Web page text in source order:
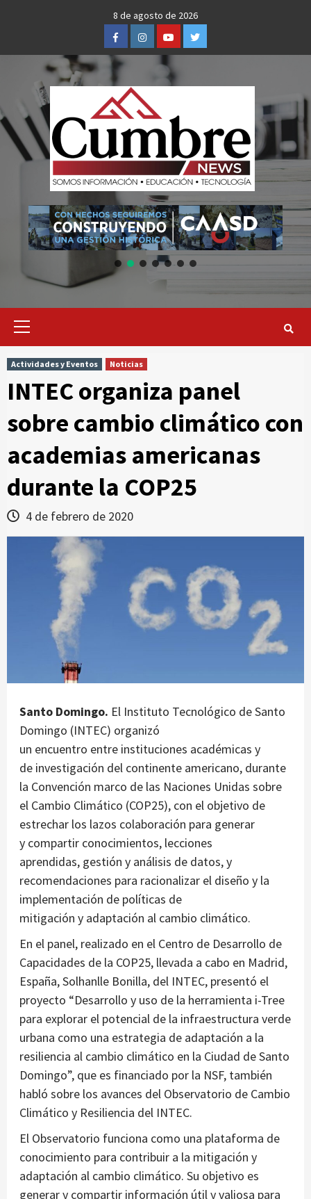
8 de agosto de 2026
FacebookInstagramYoutubeTwitter
Primary
Actividades y Eventos Noticias
INTEC organiza panel
sobre cambio climático con
academias americanas
durante la COP25
4 de febrero de 2020
Santo Domingo. El Instituto Tecnológico de Santo
Domingo (INTEC) organizó
un encuentro entre instituciones académicas y
de investigación del continente americano, durante
la Convención marco de las Naciones Unidas sobre
el Cambio Climático (COP25), con el objetivo de
estrechar los lazos colaboración para generar
y compartir conocimientos, lecciones
aprendidas, gestión y análisis de datos, y
recomendaciones para racionalizar el diseño y la
implementación de políticas de
mitigación y adaptación al cambio climático.
En el panel, realizado en el Centro de Desarrollo de
Capacidades de la COP25, llevada a cabo en Madrid,
España, Solhanlle Bonilla, del INTEC, presentó el
proyecto “Desarrollo y uso de la herramienta i-Tree
para explorar el potencial de la infraestructura verde
urbana como una estrategia de adaptación a la
resiliencia al cambio climático en la Ciudad de Santo
Domingo”, que es financiado por la NSF, también
habló sobre los avances del Observatorio de Cambio
Climático y Resiliencia del INTEC.
El Observatorio funciona como una plataforma de
conocimiento para contribuir a la mitigación y
adaptación al cambio climático. Su objetivo es
generar y compartir información útil y valiosa para